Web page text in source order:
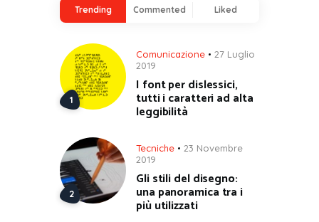
Trending Commented Liked
Comunicazione
27 Luglio
2019
I font per dislessici,
tutti i caratteri ad alta
leggibilità
Tecniche
23 Novembre
2019
Gli stili del disegno:
una panoramica tra i
più utilizzati